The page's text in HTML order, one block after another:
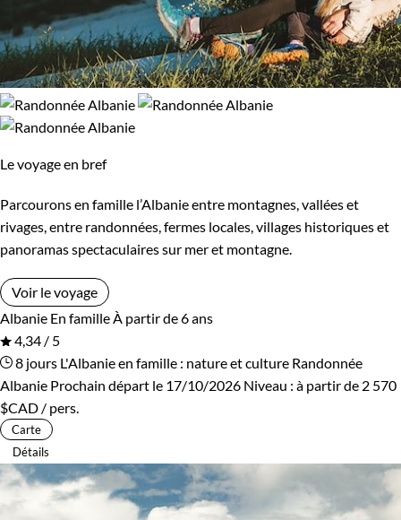
Le voyage en bref
Parcourons en famille l’Albanie entre montagnes, vallées et
rivages, entre randonnées, fermes locales, villages historiques et
panoramas spectaculaires sur mer et montagne.
Voir le voyage
Albanie En familleÀ partir de 6 ans
4,34 / 5
8 jours L'Albanie en famille : nature et culture Randonnée
Albanie Prochain départ le 17/10/2026 Niveau : à partir de 2 570
$CAD / pers.
Carte
Détails